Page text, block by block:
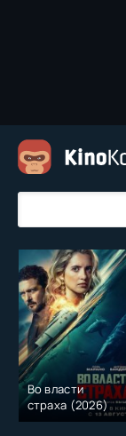
Во власти
страха (2026)